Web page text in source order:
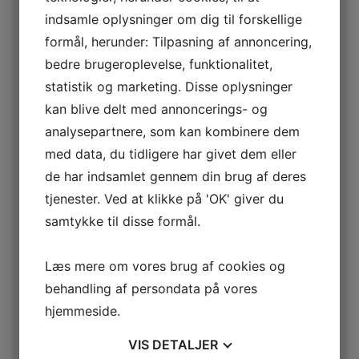
Tænk hvis I kunne, lad os sige, fordoble såvel den
umiddelbare læring som effekten i praksis af
undervisningen … Hvad ville det betyde for jeres
virksomhed?
Her får du chancen for at teste jeres
punkter’, når det gælder at omsætte intern
undervisning til læring og effekt i praksis (det tager 2-
3 minutter). Hvis I scorer 3 og 4 i de 18 punkter, så er I
godt kørende og langt bedre end gennemsnittet af
danske virksomheder. Scorer I primært 1 og 2 i de 18
punkter, så får I alt for lidt udbytte i dag i forhold til
læring og effekt med en målrettet indsats.
’18 springende punkter’ test
Print ud og kryds af, så får du det bedste overblik!
indsamle oplysninger om dig til forskellige
formål, herunder: Tilpasning af annoncering,
bedre brugeroplevelse, funktionalitet,
statistik og marketing. Disse oplysninger
kan blive delt med annoncerings- og
analysepartnere, som kan kombinere dem
med data, du tidligere har givet dem eller
de har indsamlet gennem din brug af deres
tjenester. Ved at klikke på 'OK' giver du
samtykke til disse formål.
Læs mere om vores brug af cookies og
behandling af persondata på vores
hjemmeside.
VIS DETALJER